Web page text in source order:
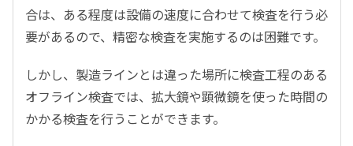
合は、ある程度は設備の速度に合わせて検査を行う必
要があるので、精密な検査を実施するのは困難です。
しかし、製造ラインとは違った場所に検査工程のある
オフライン検査では、拡大鏡や顕微鏡を使った時間の
かかる検査を行うことができます。